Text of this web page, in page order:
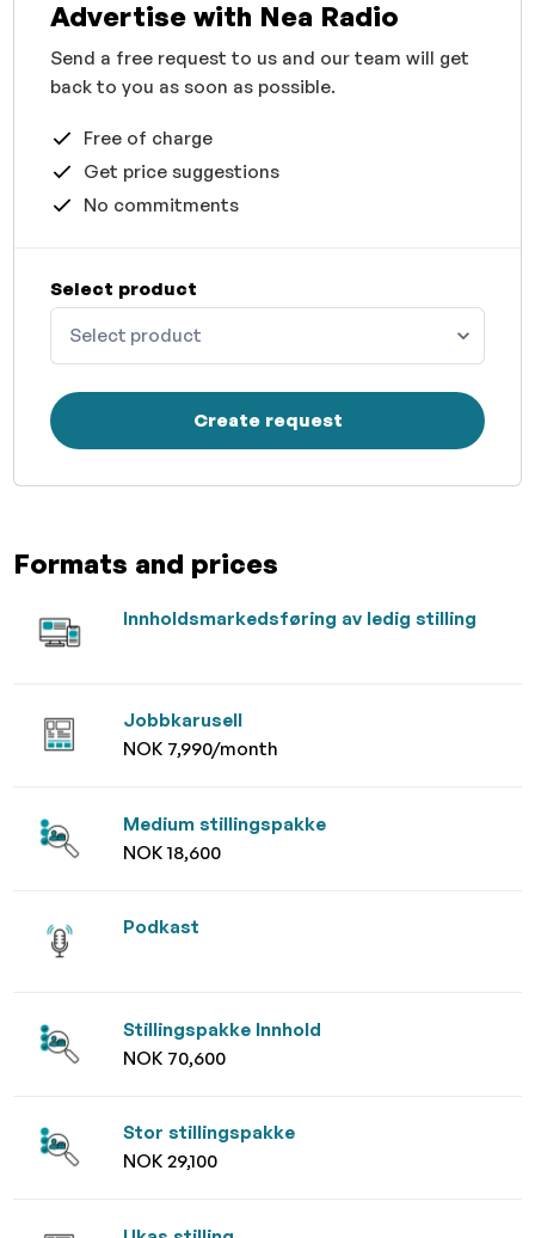
Formats and prices
Innholdsmarkedsføring av ledig stilling
Jobbkarusell
NOK 7,990/month
Medium stillingspakke
NOK 18,600
Podkast
Stillingspakke Innhold
NOK 70,600
Stor stillingspakke
NOK 29,100
Advertise with Nea Radio
Send a free request to us and our team will get
back to you as soon as possible.
Free of charge
Get price suggestions
No commitments
Select product
Select product
Create request